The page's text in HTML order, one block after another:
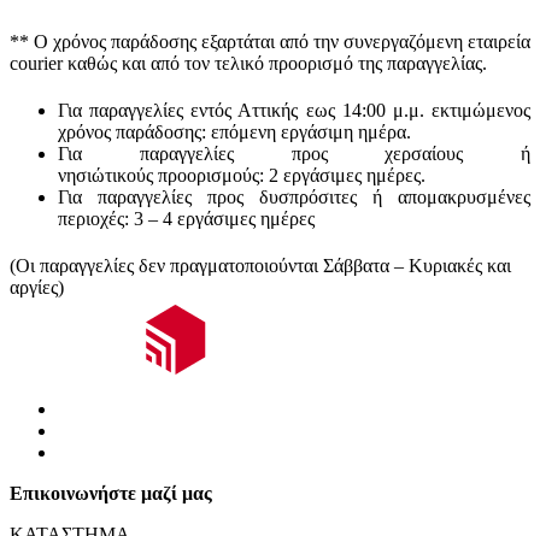
** Ο χρόνος παράδοσης εξαρτάται από την συνεργαζόμενη εταιρεία
courier καθώς και από τον τελικό προορισμό της παραγγελίας.
Για παραγγελίες εντός Αττικής εως 14:00 μ.μ. εκτιμώμενος
χρόνος παράδοσης: επόμενη εργάσιμη ημέρα.
Για παραγγελίες προς χερσαίους ή
νησιώτικούς προορισμούς: 2 εργάσιμες ημέρες.
Για παραγγελίες προς δυσπρόσιτες ή απομακρυσμένες
περιοχές: 3 – 4 εργάσιμες ημέρες
(Οι παραγγελίες δεν πραγματοποιούνται Σάββατα – Κυριακές και
αργίες)
Επικοινωνήστε μαζί μας